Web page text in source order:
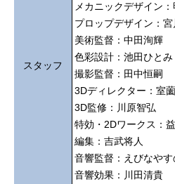
スタッフ
メカニックデザイン
プロップデザイン：
美術監督：中田洵輝
色彩設計：池田ひとみ
撮影監督：田中恒嗣
3Dディレクター：室
3D監修：川原智弘
特効・2Dワークス：
編集：吉武将人
音響監督：えびなやす
音響効果：川田清貴